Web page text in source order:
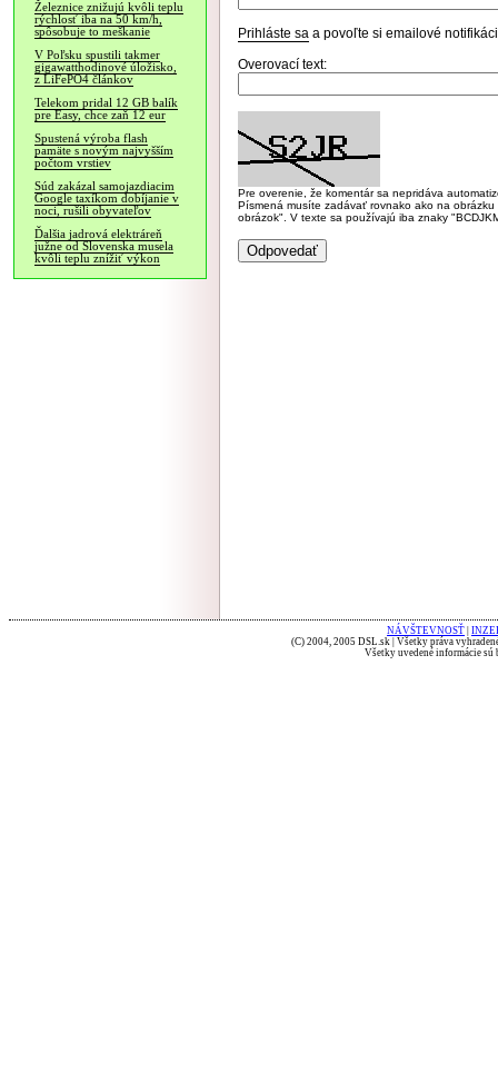
Železnice znižujú kvôli teplu
rýchlosť iba na 50 km/h,
spôsobuje to meškanie
V Poľsku spustili takmer
gigawatthodinové úložisko,
z LiFePO4 článkov
Telekom pridal 12 GB balík
pre Easy, chce zaň 12 eur
Spustená výroba flash
pamäte s novým najvyšším
počtom vrstiev
Súd zakázal samojazdiacim
Google taxíkom dobíjanie v
noci, rušili obyvateľov
Ďalšia jadrová elektráreň
južne od Slovenska musela
kvôli teplu znížiť výkon
Prihláste sa a povoľte si emailové
Overovací text:
Pre overenie, že komentár sa nepridáva
Písmená musíte zadávať rovnako ako na
obrázok". V texte sa používajú iba znaky
NÁVŠTEVNOSŤ
(C) 2004, 2005 DSL.sk | Všetky práva
Všetky uvedené informácie sú